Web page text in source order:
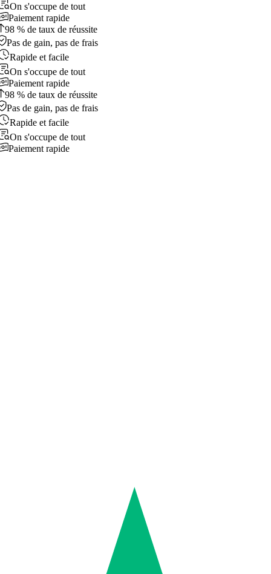
On s'occupe de tout
Paiement rapide
98 % de taux de réussite
Pas de gain, pas de frais
Rapide et facile
On s'occupe de tout
Paiement rapide
98 % de taux de réussite
Pas de gain, pas de frais
Rapide et facile
On s'occupe de tout
Paiement rapide